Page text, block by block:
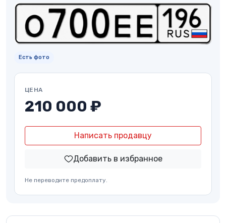
Есть фото
ЦЕНА
210 000 ₽
Написать продавцу
Добавить в избранное
Не переводите предоплату.